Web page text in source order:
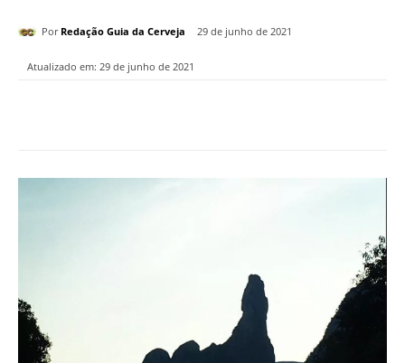
Por Redação Guia da Cerveja 29 de junho de 2021
Atualizado em: 29 de junho de 2021